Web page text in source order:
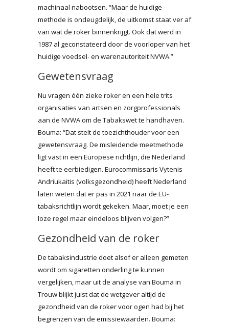
machinaal nabootsen. “Maar de huidige
methode is ondeugdelijk, de uitkomst staat ver af
van wat de roker binnenkrijgt. Ook dat werd in
1987 al geconstateerd door de voorloper van het
huidige voedsel- en warenautoriteit NVWA.”
Gewetensvraag
Nu vragen één zieke roker en een hele trits
organisaties van artsen en zorgprofessionals
aan de NVWA om de Tabakswet te handhaven.
Bouma: “Dat stelt de toezichthouder voor een
gewetensvraag. De misleidende meetmethode
ligt vast in een Europese richtlijn, die Nederland
heeft te eerbiedigen. Eurocommissaris Vytenis
Andriukaitis (volksgezondheid) heeft Nederland
laten weten dat er pas in 2021 naar de EU-
tabaksrichtlijn wordt gekeken. Maar, moet je een
loze regel maar eindeloos blijven volgen?”
Gezondheid van de roker
De tabaksindustrie doet alsof er alleen gemeten
wordt om sigaretten onderling te kunnen
vergelijken, maar uit de analyse van Bouma in
Trouw blijkt juist dat de wetgever altijd de
gezondheid van de roker voor ogen had bij het
begrenzen van de emissiewaarden. Bouma: